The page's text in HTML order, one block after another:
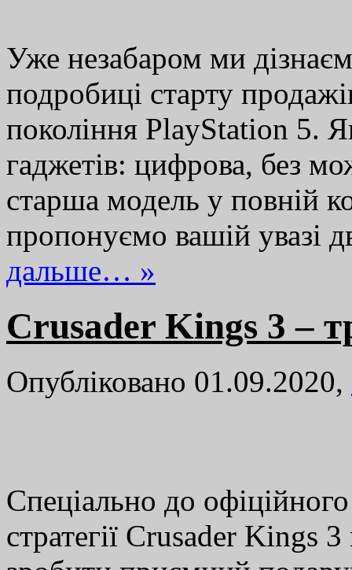
Уже незабаром ми
подробиці старту
покоління PlayStation 5.
гаджетів: цифрова, без
старша модель у повній
пропонуємо вашій увазі
дальше… »
Crusader Kings 3 –
Опубліковано 01.09.2020,
Спеціально до офіційного
стратегії Crusader Kings